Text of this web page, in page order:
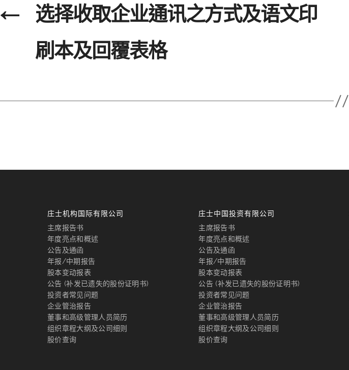
←
选择收取企业通讯之方式及语文印
刷本及回覆表格
庄士机构国际有限公司
主席报告书
年度亮点和概述
公告及通函
年报/中期报告
股本变动报表
公告 (补发已遗失的股份证明书)
投资者常见问题
企业管治报告
董事和高级管理人员简历
组织章程大纲及公司细则
股价查询
庄士中国投资有限公司
主席报告书
年度亮点和概述
公告及通函
年报/中期报告
股本变动报表
公告 (补发已遗失的股份证明书)
投资者常见问题
企业管治报告
董事和高级管理人员简历
组织章程大纲及公司细则
股价查询